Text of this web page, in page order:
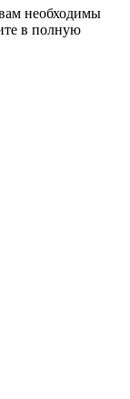
необходимы
в полную